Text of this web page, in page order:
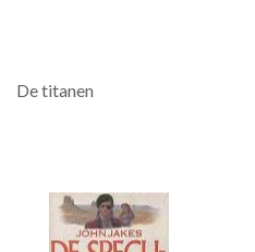
De titanen